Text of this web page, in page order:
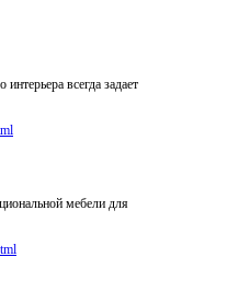
всегда задает
мебели для